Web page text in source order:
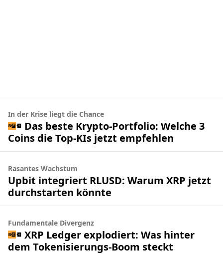
In der Krise liegt die Chance
Das beste Krypto-Portfolio: Welche 3
Coins die Top-KIs jetzt empfehlen
Rasantes Wachstum
Upbit integriert RLUSD: Warum XRP jetzt
durchstarten könnte
Fundamentale Divergenz
XRP Ledger explodiert: Was hinter
dem Tokenisierungs-Boom steckt